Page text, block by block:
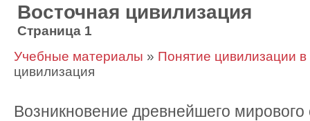
Восточная цивилизация
Страница 1
Учебные материалы » Понятие цивилизации в
цивилизация
Возникновение древнейшего мирового